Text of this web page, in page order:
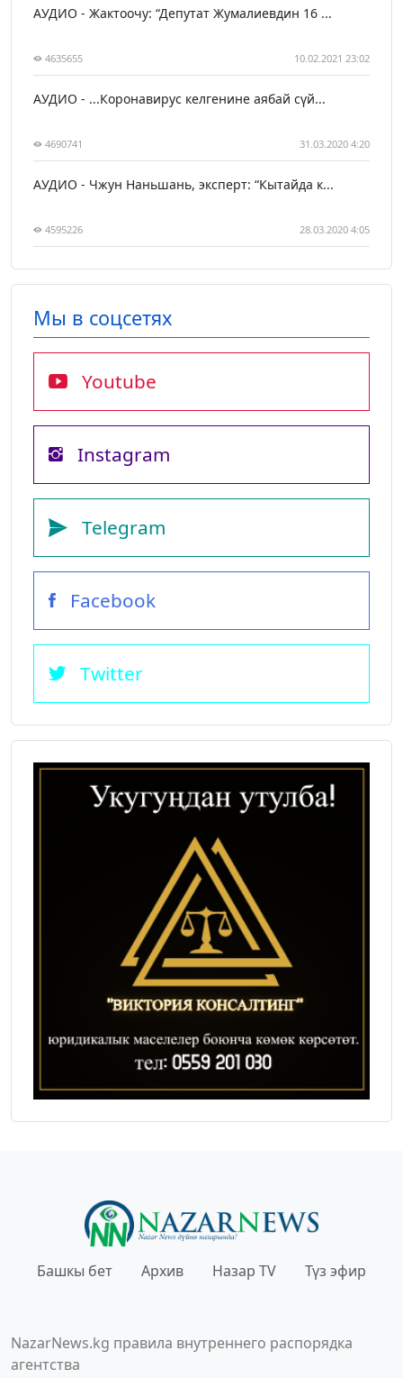
АУДИО - Жактоочу: “Депутат Жумалиевдин 16 ...
4635655 10.02.2021 23:02
АУДИО - ...Коронавирус келгенине аябай сүй...
4690741 31.03.2020 4:20
АУДИО - Чжун Наньшань, эксперт: “Кытайда к...
4595226 28.03.2020 4:05
Мы в соцсетях
Youtube
Instagram
Telegram
Facebook
Twitter
Башкы бет Архив Назар TV Түз эфир
NazarNews.kg правила внутреннего распорядка
агентства